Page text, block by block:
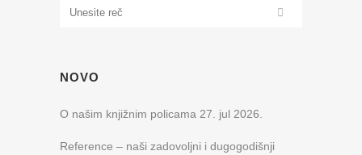
NOVO
O našim knjižnim policama 27. jul 2026.
Reference – naši zadovoljni i dugogodišnji